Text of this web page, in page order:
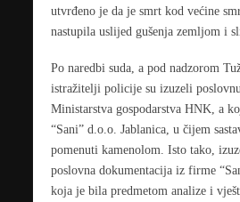
utvrđeno je da je smrt kod većine
nastupila uslijed gušenja zemljom i
Po naredbi suda, a pod nadzorom
istražitelji policije su izuzeli
Ministarstva gospodarstva HNK, a
“Sani” d.o.o. Jablanica, u čijem
pomenuti kamenolom. Isto tako,
poslovna dokumentacija iz firme
koja je bila predmetom analize i